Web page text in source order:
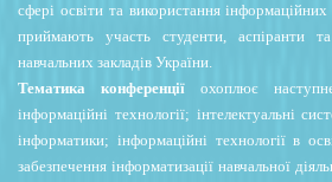
сфері освіти та використанняінформаційних
приймають участь студенти, аспіранти
навчальних закладів України.
Тематика конференції охоплює
інформаційні технології; інтелектуальні
інформатики; інформаційні технології в
забезпечення інформатизації навчальної